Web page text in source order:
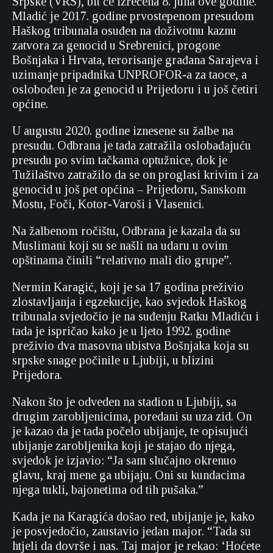
Mladić je 2017. godine prvostepenom presudom
Haškog tribunala osuđen na doživotnu kaznu
zatvora za genocid u Srebrenici, progone
Bošnjaka i Hrvata, terorisanje građana Sarajeva i
uzimanje pripadnika UNPROFOR-a za taoce, a
oslobođen je za genocid u Prijedoru i u još četiri
općine.
U augustu 2020. godine iznesene su žalbe na
presudu. Odbrana je tada zatražila oslobađajuću
presudu po svim tačkama optužnice, dok je
Tužilaštvo zatražilo da se on proglasi krivim i za
genocid u još pet općina – Prijedoru, Sanskom
Mostu, Foči, Kotor-Varoši i Vlasenici.
Na žalbenom ročištu, Odbrana je kazala da su
Muslimani koji su se našli na udaru u ovim
opštinama činili “relativno mali dio grupe”.
Nermin Karagić, koji je sa 17 godina preživio
zlostavljanja i egzekucije, kao svjedok Haškog
tribunala svjedočio je na suđenju Ratku Mladiću i
tada je ispričao kako je u ljeto 1992. godine
preživio dva masovna ubistva Bošnjaka koja su
srpske snage počinile u Ljubiji, u blizini
Prijedora.
Nakon što je odveden na stadion u Ljubiji, sa
drugim zarobljenicima, poredani su uza zid. On
je kazao da je tada počelo ubijanje, te opisujući
ubijanje zarobljenika koji je stajao do njega,
svjedok je izjavio: “Ja sam slučajno okrenuo
glavu, kraj mene ga ubijaju. Oni su kundacima
njega tukli, bajonetima od tih pušaka.”
Kada je na Karagića došao red, ubijanje je, kako
je posvjedočio, zaustavio jedan major. “Tada su
htjeli da dovrše i nas. Taj major je rekao: ‘Hoćete